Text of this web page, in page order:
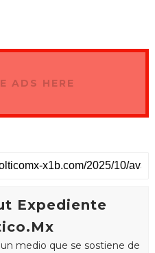
ADS HERE
Expediente
medio que se sostiene de